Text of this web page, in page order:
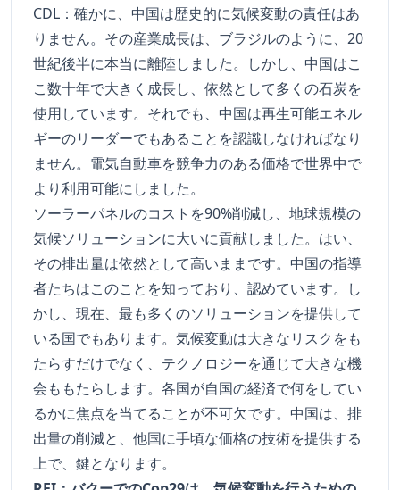
CDL：確かに、中国は歴史的に気候変動の責任はあ
りません。その産業成長は、ブラジルのように、20
世紀後半に本当に離陸しました。しかし、中国はこ
こ数十年で大きく成長し、依然として多くの石炭を
使用しています。それでも、中国は再生可能エネル
ギーのリーダーでもあることを認識しなければなり
ません。電気自動車を競争力のある価格で世界中で
より利用可能にしました。
ソーラーパネルのコストを90%削減し、地球規模の
気候ソリューションに大いに貢献しました。はい、
その排出量は依然として高いままです。中国の指導
者たちはこのことを知っており、認めています。し
かし、現在、最も多くのソリューションを提供して
いる国でもあります。気候変動は大きなリスクをも
たらすだけでなく、テクノロジーを通じて大きな機
会ももたらします。各国が自国の経済で何をしてい
るかに焦点を当てることが不可欠です。中国は、排
出量の削減と、他国に手頃な価格の技術を提供する
上で、鍵となります。